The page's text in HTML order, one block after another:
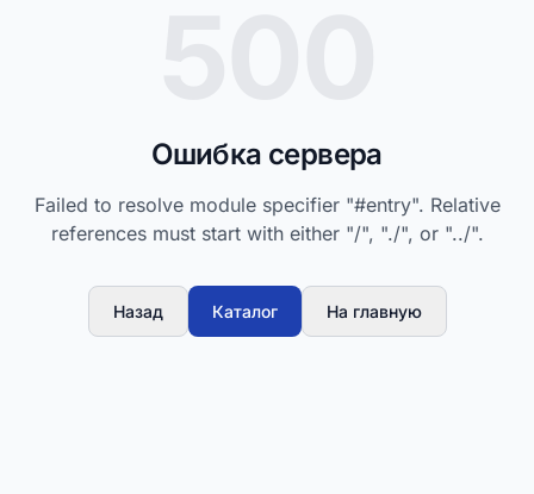
Ошибка сервера
Failed to resolve module specifier "#entry". Relative
references must start with either "/", "./", or "../".
Назад Каталог На главную